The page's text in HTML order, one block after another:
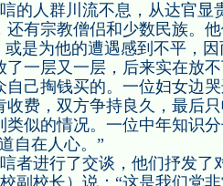
的人群川流不息，从达官显
有宗教僧侣和少数民族。
或是为他的遭遇感到不平，
一层又一层，后来实在放
自己掏钱买的。一位妇女边
收费，双方争持良久，最后
类似的情况。一位中年知识
自在人心。”
者进行了交谈，他们抒发了
副校长）说：“这是我们党